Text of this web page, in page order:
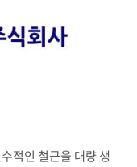
적인 철근을 대량 생